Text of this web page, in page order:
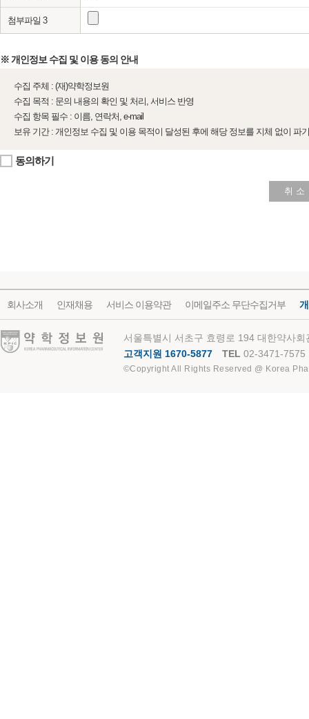
첨부파일 3
※ 개인정보 수집 및 이용 동의 안내
수집 주체 : (재)약학정보원
수집 목적 : 문의 내용의 확인 및 처리, 서비스 반영
수집 항목 필수 : 이름, 연락처, e-mail
보유 기간 : 개인정보 수집 및 이용 목적이 달성된 후에 해당 정보를 지체 없이 파
동의하기
취 소
회사소개 인재채용 서비스 이용약관 이메일주소 무단수집거부
약학정보원
서울특별시 서초구 효령로 194 대한약사
고객지원 1670-5877
TEL 02-3471-7575
©Copyright All Rights Reserved @ Korea